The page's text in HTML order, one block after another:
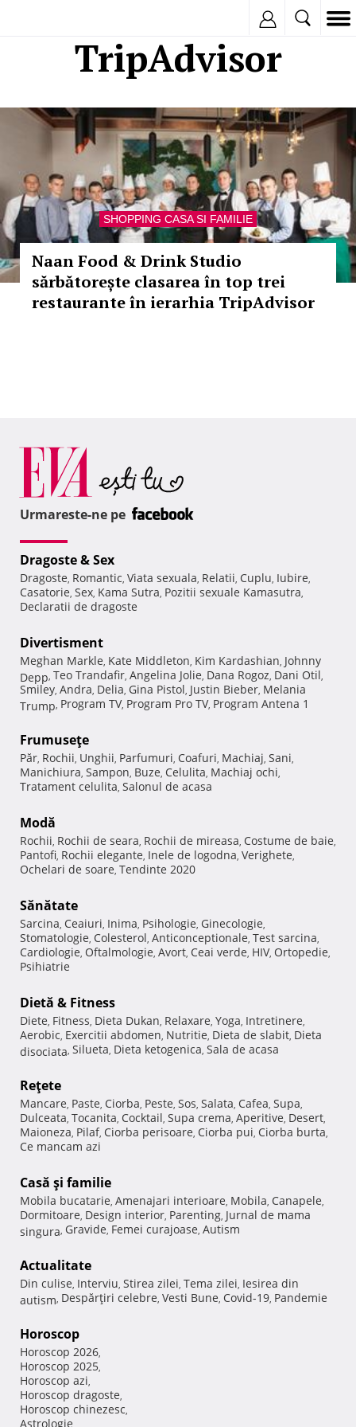
TripAdvisor
SHOPPING CASA SI FAMILIE
Naan Food & Drink Studio
sărbătorește clasarea în top trei
restaurante în ierarhia TripAdvisor
Urmareste-ne pe
Dragoste & Sex
Dragoste, Romantic, Viata sexuala, Relatii, Cuplu, Iubire,
Casatorie, Sex, Kama Sutra, Pozitii sexuale Kamasutra,
Declaratii de dragoste
Divertisment
Meghan Markle, Kate Middleton, Kim Kardashian, Johnny
Depp, Teo Trandafir, Angelina Jolie, Dana Rogoz, Dani Otil,
Smiley, Andra, Delia, Gina Pistol, Justin Bieber, Melania
Trump, Program TV, Program Pro TV, Program Antena 1
Frumuseţe
Păr, Rochii, Unghii, Parfumuri, Coafuri, Machiaj, Sani,
Manichiura, Sampon, Buze, Celulita, Machiaj ochi,
Tratament celulita, Salonul de acasa
Modă
Rochii, Rochii de seara, Rochii de mireasa, Costume de baie,
Pantofi, Rochii elegante, Inele de logodna, Verighete,
Ochelari de soare, Tendinte 2020
Sănătate
Sarcina, Ceaiuri, Inima, Psihologie, Ginecologie,
Stomatologie, Colesterol, Anticonceptionale, Test sarcina,
Cardiologie, Oftalmologie, Avort, Ceai verde, HIV, Ortopedie,
Psihiatrie
Dietă & Fitness
Diete, Fitness, Dieta Dukan, Relaxare, Yoga, Intretinere,
Aerobic, Exercitii abdomen, Nutritie, Dieta de slabit, Dieta
disociata, Silueta, Dieta ketogenica, Sala de acasa
Reţete
Mancare, Paste, Ciorba, Peste, Sos, Salata, Cafea, Supa,
Dulceata, Tocanita, Cocktail, Supa crema, Aperitive, Desert,
Maioneza, Pilaf, Ciorba perisoare, Ciorba pui, Ciorba burta,
Ce mancam azi
Casă şi familie
Mobila bucatarie, Amenajari interioare, Mobila, Canapele,
Dormitoare, Design interior, Parenting, Jurnal de mama
singura, Gravide, Femei curajoase, Autism
Actualitate
Din culise, Interviu, Stirea zilei, Tema zilei, Iesirea din
autism, Despărţiri celebre, Vesti Bune, Covid-19, Pandemie
Horoscop
Horoscop 2026,
Horoscop 2025,
Horoscop azi,
Horoscop dragoste,
Horoscop chinezesc,
Astrologie